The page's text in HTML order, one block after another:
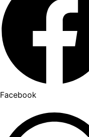
Facebook